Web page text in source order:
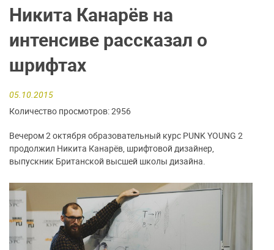
Никита Канарёв на
интенсиве рассказал о
шрифтах
05.10.2015
Количество просмотров: 2956
Вечером 2 октября образовательный курс PUNK YOUNG 2
продолжил Никита Канарёв, шрифтовой дизайнер,
выпускник Британской высшей школы дизайна.